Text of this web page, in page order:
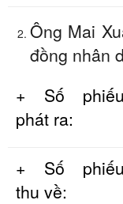
Ông Mai
đồng nhân
+ Số phiếu
phát ra:
+ Số phiếu
thu về: